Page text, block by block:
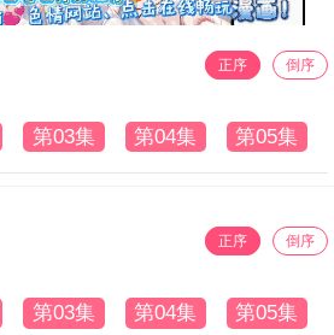
正序 倒序
第03集 第04集 第05集
正序 倒序
第03集 第04集 第05集